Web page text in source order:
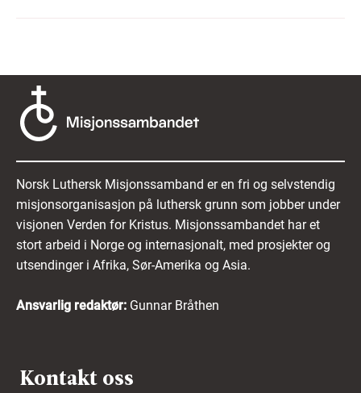
Norsk Luthersk Misjonssamband er en fri og selvstendig
misjonsorganisasjon på luthersk grunn som jobber under
visjonen Verden for Kristus. Misjonssambandet har et
stort arbeid i Norge og internasjonalt, med prosjekter og
utsendinger i Afrika, Sør-Amerika og Asia.
Ansvarlig redaktør: Gunnar Bråthen
Kontakt oss